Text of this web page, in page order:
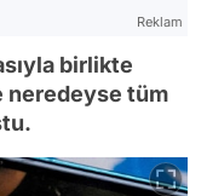
Reklam
birlikte
neredeyse tüm